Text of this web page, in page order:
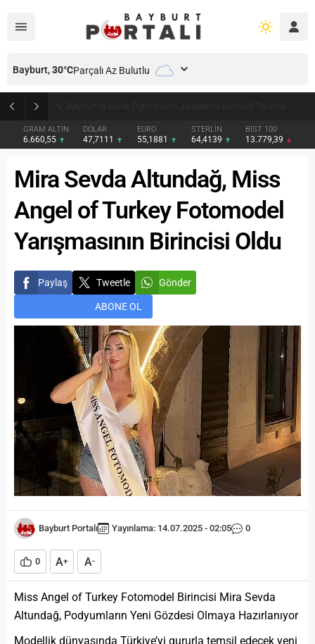
GRAM ALTIN
6.660,55
DOLAR
47,7111
EURO
55,1881
STERLİN
64,4139
BIST 100
13.779,39
Bayburt,30°CParçalı Az Bulutlu
Mira Sevda Altundağ, Miss
Angel of Turkey Fotomodel
Yarışmasının Birincisi Oldu
Paylaş Tweetle Gönder
ABONE OL
Bayburt Portalı Yayınlama: 14.07.2025 - 02:05 0
0 A+ A-
Miss Angel of Turkey Fotomodel Birincisi Mira Sevda
Altundağ, Podyumların Yeni Gözdesi Olmaya Hazırlanıyor
Modellik dünyasında Türkiye’yi gururla temsil edecek yeni